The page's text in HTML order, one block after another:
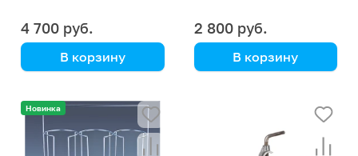
объемом 500 мл
4 700 руб.
В корзину
2 800 руб.
В корзину
Новинка